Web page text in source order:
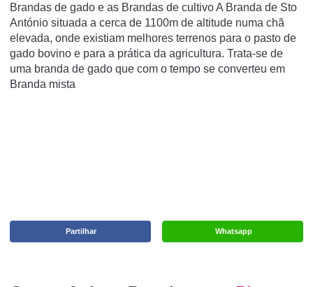
Brandas de gado e as Brandas de cultivo A Branda de Sto
António situada a cerca de 1100m de altitude numa chã
elevada, onde existiam melhores terrenos para o pasto de
gado bovino e para a prática da agricultura. Trata-se de
uma branda de gado que com o tempo se converteu em
Branda mista
Whatsapp
Partilhar